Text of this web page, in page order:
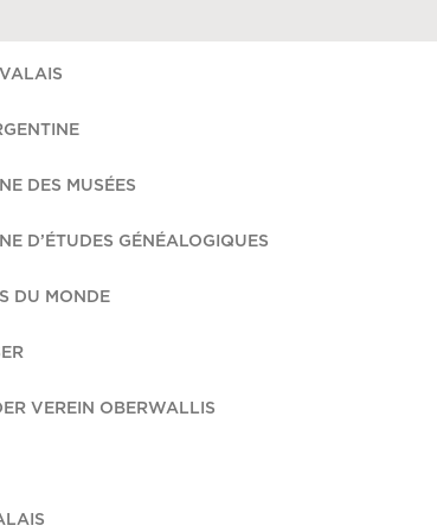
DES MUSÉES
D’ÉTUDES GÉNÉALOGIQUES
DU MONDE
VEREIN OBERWALLIS